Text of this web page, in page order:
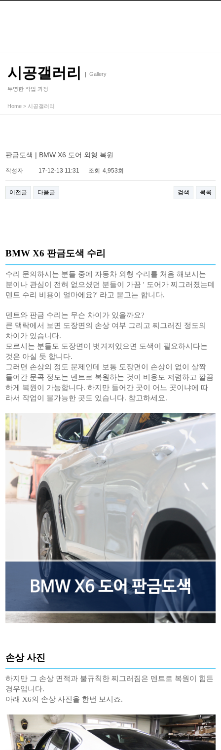
시공갤러리 Gallery
투명한 작업 과정
Home > 시공갤러리
판금도색 | BMW X6 도어 외형 복원
작성자 17-12-13 11:31 조회 4,953회
이전글 다음글 검색 목록
BMW X6 판금도색 수리
수리 문의하시는 분들 중에 자동차 외형 수리를 처음 해보시는
분이나 관심이 전혀 없으셨던 분들이 가끔 ' 도어가 찌그러졌는데
덴트 수리 비용이 얼마에요?' 라고 묻고는 합니다.
덴트와 판금 수리는 무슨 차이가 있을까요?
큰 맥락에서 보면 도장면의 손상 여부 그리고 찌그러진 정도의
차이가 있습니다.
모르시는 분들도 도장면이 벗겨져있으면 도색이 필요하시다는
것은 아실 듯 합니다.
그러면 손상의 정도 문제인데 보통 도장면이 손상이 없이 살짝
들어간 문콕 정도는 덴트로 복원하는 것이 비용도 저렴하고 깔끔
하게 복원이 가능합니다. 하지만 들어간 곳이 어느 곳이냐에 따
라서 작업이 불가능한 곳도 있습니다. 참고하세요.
손상 사진
하지만 그 손상 면적과 불규칙한 찌그러짐은 덴트로 복원이 힘든
경우입니다.
아래 X6의 손상 사진을 한번 보시죠.